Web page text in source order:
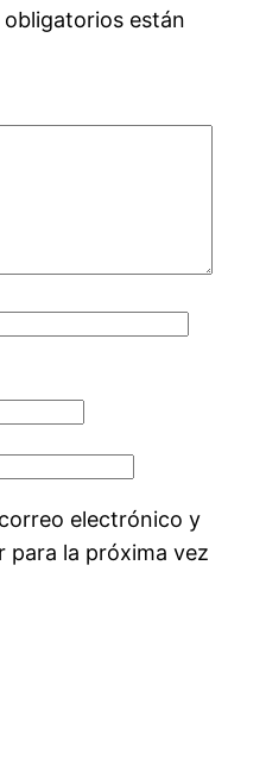
están
electrónico y
para la próxima vez